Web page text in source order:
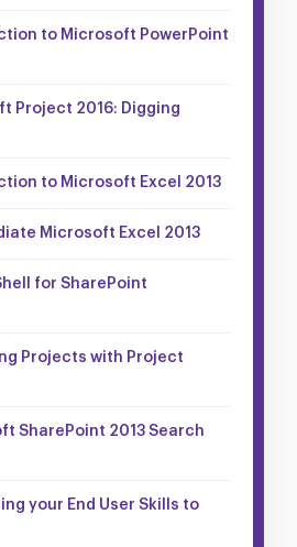
to Microsoft PowerPoint
Project 2016: Digging
to Microsoft Excel 2013
Microsoft Excel 2013
for SharePoint
Projects with Project
SharePoint 2013 Search
your End User Skills to